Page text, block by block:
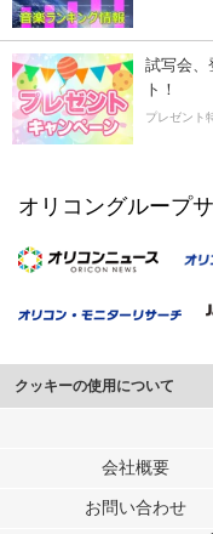
試写会、
ト！
プレゼント
オリコングループ
クッキーの使用について
このサイトでは Cookie を使
行っています。
メディアや広告配信、データ
各パートナーは、この情報と
会社概要
お問い合わせ